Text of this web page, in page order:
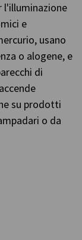
l'illuminazione
e
usano
o alogene, e
di
su prodotti
o da